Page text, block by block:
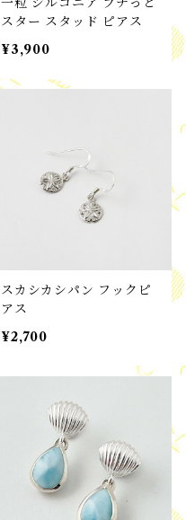
スター スタッド ピアス
¥3,900
スカシカシパン フックピ
アス
¥2,700